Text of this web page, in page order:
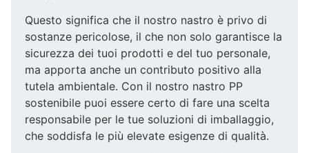
Questo significa che il nostro nastro è privo di
sostanze pericolose, il che non solo garantisce la
sicurezza dei tuoi prodotti e del tuo personale,
ma apporta anche un contributo positivo alla
tutela ambientale. Con il nostro nastro PP
sostenibile puoi essere certo di fare una scelta
responsabile per le tue soluzioni di imballaggio,
che soddisfa le più elevate esigenze di qualità.